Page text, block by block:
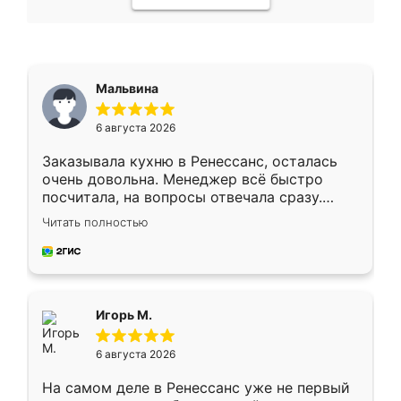
Мальвина
6 августа 2026
Заказывала кухню в Ренессанс, осталась
очень довольна. Менеджер всё быстро
посчитала, на вопросы отвечала сразу.
Замерщик приехал в субботу, подошёл к
делу со всей ответственностью. Собрали
за день, ребята работали аккуратно, даже
Читать полностью
Игорь М.
6 августа 2026
На самом деле в Ренессанс уже не первый